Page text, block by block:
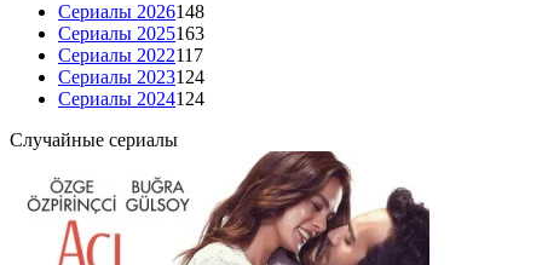
Сериалы 2026148
Сериалы 2025163
Сериалы 2022117
Сериалы 2023124
Сериалы 2024124
Случайные сериалы